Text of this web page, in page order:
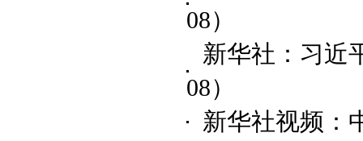
08）
新华社：习近
08）
新华社视频：